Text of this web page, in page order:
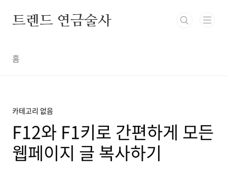
트렌드 연금술사
홈
카테고리 없음
F12와 F1키로 간편하게 모든
웹페이지 글 복사하기